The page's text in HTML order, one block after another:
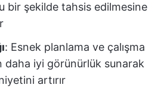
bir şekilde tahsis edilmesine
: Esnek planlama ve çalışma
daha iyi görünürlük sunarak
artırır